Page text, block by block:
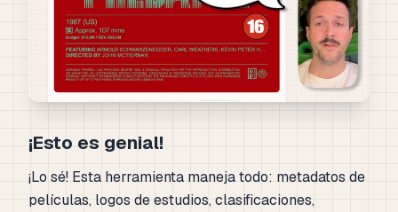
¡Esto es genial!
¡Lo sé! Esta herramienta maneja todo: metadatos de
películas, logos de estudios, clasificaciones,